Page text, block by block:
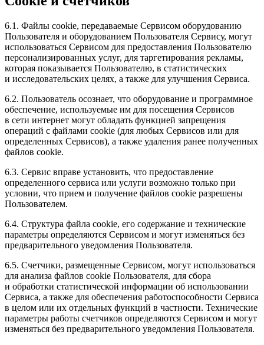
6.1. Файлы cookie, передаваемые Сервисом оборудованию
Пользователя и оборудованием Пользователя Сервису, могут
использоваться Сервисом для предоставления Пользователю
персонализированных услуг, для таргетирования рекламы,
которая показывается Пользователю, в статистических
и исследовательских целях, а также для улучшения Сервиса.
6.2. Пользователь осознает, что оборудование и программное
обеспечение, используемые им для посещения Сервисов
в сети интернет могут обладать функцией запрещения
операций с файлами cookie (для любых Сервисов или для
определенных Сервисов), а также удаления ранее полученных
файлов cookie.
6.3. Сервис вправе установить, что предоставление
определенного сервиса или услуги возможно только при
условии, что прием и получение файлов cookie разрешены
Пользователем.
6.4. Структура файла cookie, его содержание и технические
параметры определяются Сервисом и могут изменяться без
предварительного уведомления Пользователя.
6.5. Счетчики, размещенные Сервисом, могут использоваться
для анализа файлов cookie Пользователя, для сбора
и обработки статистической информации об использовании
Сервиса, а также для обеспечения работоспособности Сервиса
в целом или их отдельных функций в частности. Технические
параметры работы счетчиков определяются Сервисом и могут
изменяться без предварительного уведомления Пользователя.